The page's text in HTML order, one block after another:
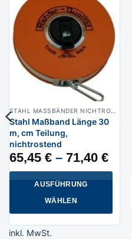
Stahl Maßband Länge 30
m, cm Teilung,
nichtrostend
65,45 €– 71,40 €
AUSFÜHRUNG
WÄHLEN
Produkt
inkl. MwSt.